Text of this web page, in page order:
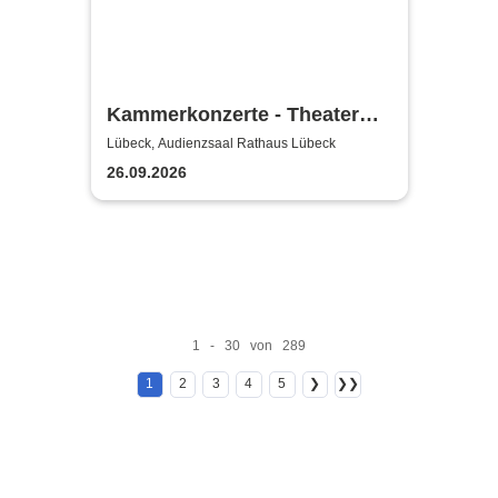
Kammerkonzerte - Theater
Lübeck
Lübeck, Audienzsaal Rathaus Lübeck
26.09.2026
1 - 30 von 289
1 2 3 4 5 ❯ ❯❯